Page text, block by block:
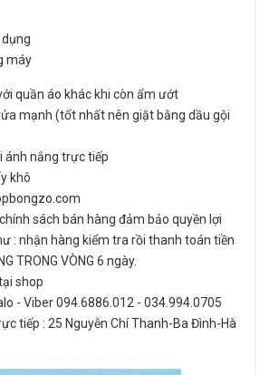
máy
quần áo khác khi còn ẩm ướt
mạnh (tốt nhất nên giặt bằng dầu gội
ánh nắng trực tiếp
khô
sách bán hàng đảm bảo quyền lợi
: nhận hàng kiểm tra rồi thanh toán tiền
TRONG VÒNG 6 ngày.
shop
- Viber 094.6886.012 - 034.994.0705
tiếp : 25 Nguyễn Chí Thanh-Ba Đình-Hà